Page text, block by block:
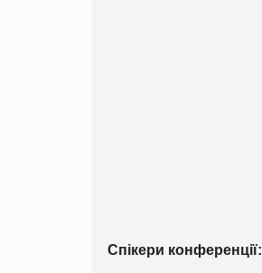
Спікери конференції: